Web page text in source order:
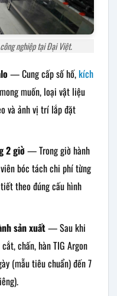
nghiệp tại Đại Việt.
— Cung cấp số hố,kích
muốn, loại vật liệu
và ảnh vị trí lắp đặt
2 giờ— Trong giờ hành
bóc tách chi phí từng
theo đúng cấu hình
sản xuất— Sau khi
chấn, hàn TIG Argon
(mẫu tiêu chuẩn) đến 7